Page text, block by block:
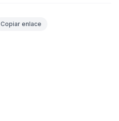
Copiar enlace